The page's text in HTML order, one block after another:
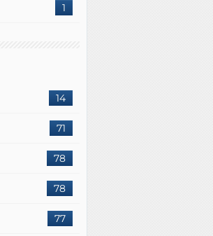
1
14
71
78
78
77